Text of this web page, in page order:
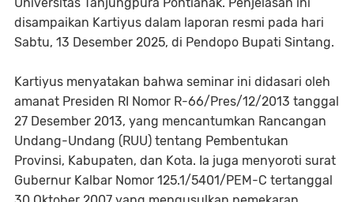
disampaikan Kartiyus dalam laporan resmi pada hari
Sabtu, 13 Desember 2025, di Pendopo Bupati Sintang.
Kartiyus menyatakan bahwa seminar ini didasari oleh
amanat Presiden RI Nomor R-66/Pres/12/2013 tanggal
27 Desember 2013, yang mencantumkan Rancangan
Undang-Undang (RUU) tentang Pembentukan
Provinsi, Kabupaten, dan Kota. Ia juga menyoroti surat
Gubernur Kalbar Nomor 125.1/5401/PEM-C tertanggal